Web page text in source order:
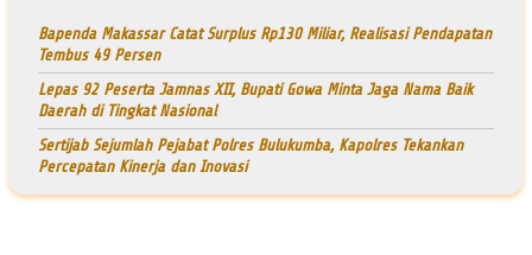
Bapenda Makassar Catat Surplus Rp130 Miliar, Realisasi Pendapatan
Tembus 49 Persen
Lepas 92 Peserta Jamnas XII, Bupati Gowa Minta Jaga Nama Baik
Daerah di Tingkat Nasional
Sertijab Sejumlah Pejabat Polres Bulukumba, Kapolres Tekankan
Percepatan Kinerja dan Inovasi